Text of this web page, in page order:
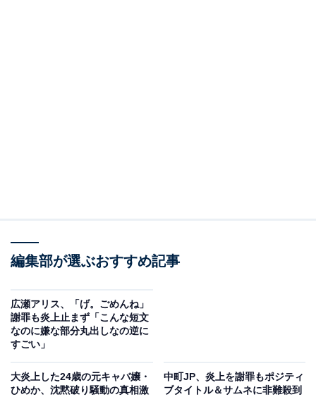
編集部が選ぶおすすめ記事
広瀬アリス、「げ。ごめんね」
謝罪も炎上止まず「こんな短文
なのに嫌な部分丸出しなの逆に
すごい」
大炎上した24歳の元キャバ嬢・
ひめか、沈黙破り騒動の真相激
中町JP、炎上を謝罪もポジティ
ブタイトル＆サムネに非難殺到